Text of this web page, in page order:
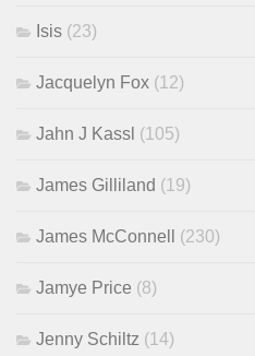
Isis (23)
Jacquelyn Fox (12)
Jahn J Kassl (105)
James Gilliland (19)
James McConnell (230)
Jamye Price (8)
Jenny Schiltz (14)